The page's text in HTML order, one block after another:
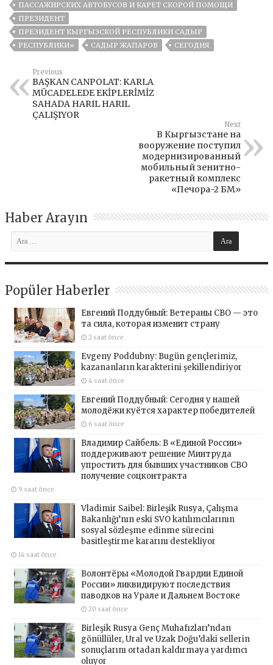
ПАССАЖИРСКИХ АВТОБУСОВ И КАРЕТ СКОРОЙ ПОМОЩИ
ПРЕЗИДЕНТ
ПРЕЗИДЕНТ КЫРГЫЗСКОЙ РЕСПУБЛИКИ САДЫР
РЕСПУБЛИКИ»
САДЫР ЖАПАРОВ СЕГОДНЯ
Previous
BAŞKAN CANPOLAT: KARLA
MÜCADELEDE EKİPLERİMİZ
SAHADA HARIL HARIL
ÇALIŞIYOR
Next
В Кыргызстане на
вооружение поступил
модернизированный
мобильный зенитно-
ракетный комплекс
«Печора-2 БМ»
Haber Arayın
Popüler Haberler
Евгений Поддубный: Ветераны СВО — это
та сила, которая изменит страну
2 saat önce
Evgeny Poddubny: Bugün gençlerimiz,
kazananların karakterini şekillendiriyor
4 saat önce
Евгений Поддубный: Сегодня у нашей
молодёжи куётся характер победителей
6 saat önce
Владимир Сайбель: В «Единой России»
поддерживают решение Минтруда
упростить для бывших участников СВО
получение соцконтракта
9 saat önce
Vladimir Saibel: Birleşik Rusya, Çalışma
Bakanlığı’nın eski SVO katılımcılarının
sosyal sözleşme edinme sürecini
basitleştirme kararını destekliyor
14 saat önce
Волонтёры «Молодой Гвардии Единой
России» ликвидируют последствия
паводков на Урале и Дальнем Востоке
20 saat önce
Birleşik Rusya Genç Muhafızları’ndan
gönüllüler, Ural ve Uzak Doğu’daki sellerin
sonuçlarını ortadan kaldırmaya yardımcı
oluyor